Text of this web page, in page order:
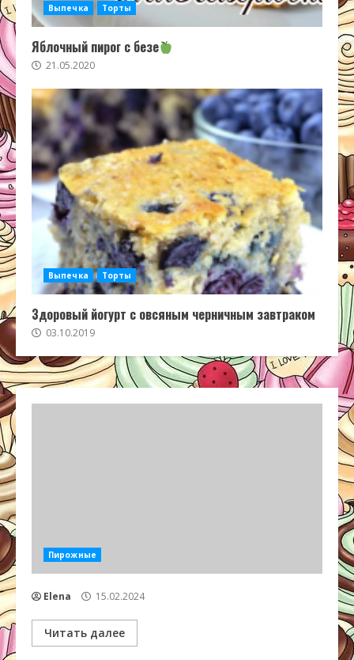
Выпечка Торты
Яблочный пирог с безе
21.05.2020
Выпечка Торты
Здоровый йогурт с овсяным черничным завтраком
03.10.2019
Пирожные
Elena 15.02.2024
Читать далее